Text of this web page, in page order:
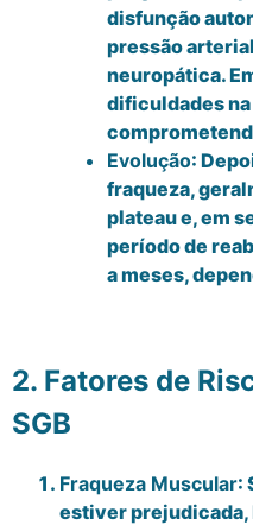
disfunção
pressão
neuropática.
dificuldades
Evolução:
fraqueza,
plateau e, em
período de
a meses,
2. Fatores de
SGB
Fraqueza Muscular:
estiver prejudicada,